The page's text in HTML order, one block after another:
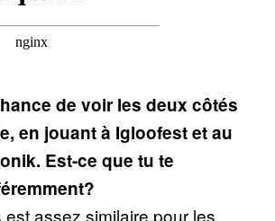
de voir les deux côtés
en jouant à Igloofest et au
Est-ce que tu te
assez similaire pour les